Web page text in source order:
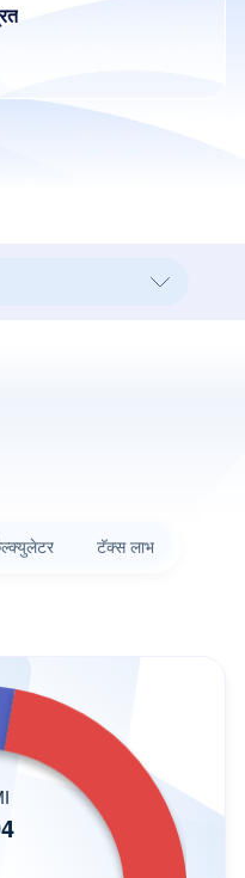
टॅक्स लाभ